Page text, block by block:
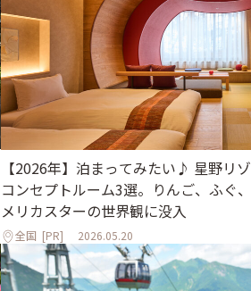
【2026年】泊まってみたい♪ 星野リ
コンセプトルーム3選。りんご、ふぐ
メリカスターの世界観に没入
全国 [PR] 2026.05.20